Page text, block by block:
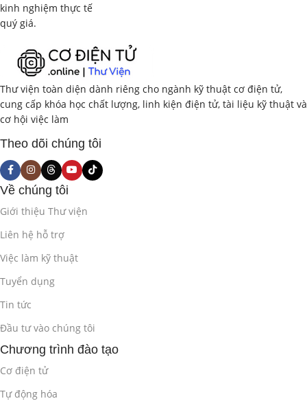
Phần 2: Thiết Lập Môi Trường Làm
2.1. Thiết Lập Cấu Hình Hệ Thống
Cài đặt các thông số hệ thống (system configuration).
Thiết lập đơn vị đo lường.
Tạo và quản lý các file cấu hình.
Bài lab: Thiết lập cấu hình hệ thống theo yêu cầu cụ thể.
Phần mềm: Mastercam.
Ngôn ngữ:
thao tác trên giao diện đồ họa.
2.2. Quản Lý Các Lớp (Levels) và Mặt Phẳng
Làm Việc (Planes)
Tạo và quản lý các lớp (levels) trong Mastercam.
kinh nghiệm thực tế
quý giá.
Thư viện toàn diện dành riêng cho ngành kỹ thuật cơ điện tử,
cung cấp khóa học chất lượng, linh kiện điện tử, tài liệu kỹ thuật và
cơ hội việc làm
Theo dõi chúng tôi
Về chúng tôi
Giới thiệu Thư viện
Liên hệ hỗ trợ
Việc làm kỹ thuật
Tuyển dụng
Tin tức
Đầu tư vào chúng tôi
Chương trình đào tạo
Cơ điện tử
Tự động hóa